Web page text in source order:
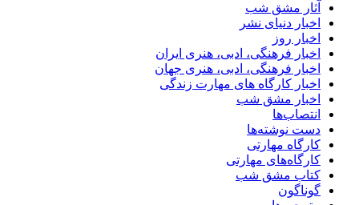
آثار مشق شب
اخبار دنیای نشر
اخبار روز
اخبار فرهنگی، ادبی، هنری ایران
اخبار فرهنگی، ادبی، هنری جهان
اخبار کارگاه های مهارت زندگی
اخبار مشق شب
انتصاب‌ها
دست نوشته‌ها
کارگاه مهارتی
کارگاه‌های مهارتی
کتاب مشق شب
گوناگون